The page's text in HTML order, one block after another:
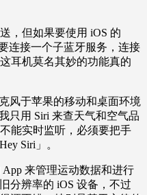
，但如果要使用 iOS 的
连接一个子蓝牙服务，连接
耳机莫名其妙的功能真的
风于苹果的移动和桌面环境
只用 Siri 来查天气和空气品
不能实时监听，必须要把手
Siri」。
App 来管理运动数据和进行
分辨率的 iOS 设备，不过